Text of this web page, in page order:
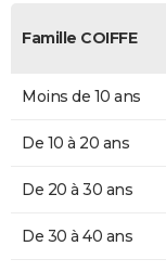
Famille COIFFE
Moins de 10 ans
De 10 à 20 ans
De 20 à 30 ans
De 30 à 40 ans